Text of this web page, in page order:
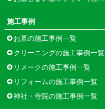
施工事例
お墓の施工事例一覧
クリーニングの施工事例一覧
リメークの施工事例一覧
リフォームの施工事例一覧
神社・寺院の施工事例一覧